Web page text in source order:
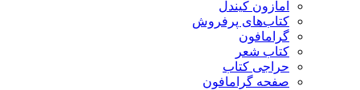
آمازون کیندل
کتاب‌های پرفروش
گرامافون
کتاب شعر
حراجی کتاب
صفحه گرامافون